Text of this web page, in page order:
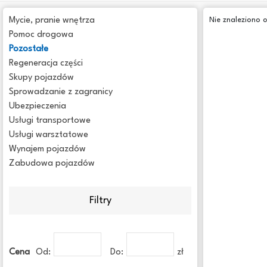
Mycie, pranie wnętrza
Pomoc drogowa
Pozostałe
Regeneracja części
Skupy pojazdów
Sprowadzanie z zagranicy
Ubezpieczenia
Usługi transportowe
Usługi warsztatowe
Wynajem pojazdów
Zabudowa pojazdów
Filtry
Cena Od: Do: zł
Nie znaleziono